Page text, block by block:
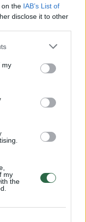
on the IAB’s List of
disclose it to other
my
my
the
00:00:57
kils iki
00:00:59
aplinkkelis:
įsitvirtinti